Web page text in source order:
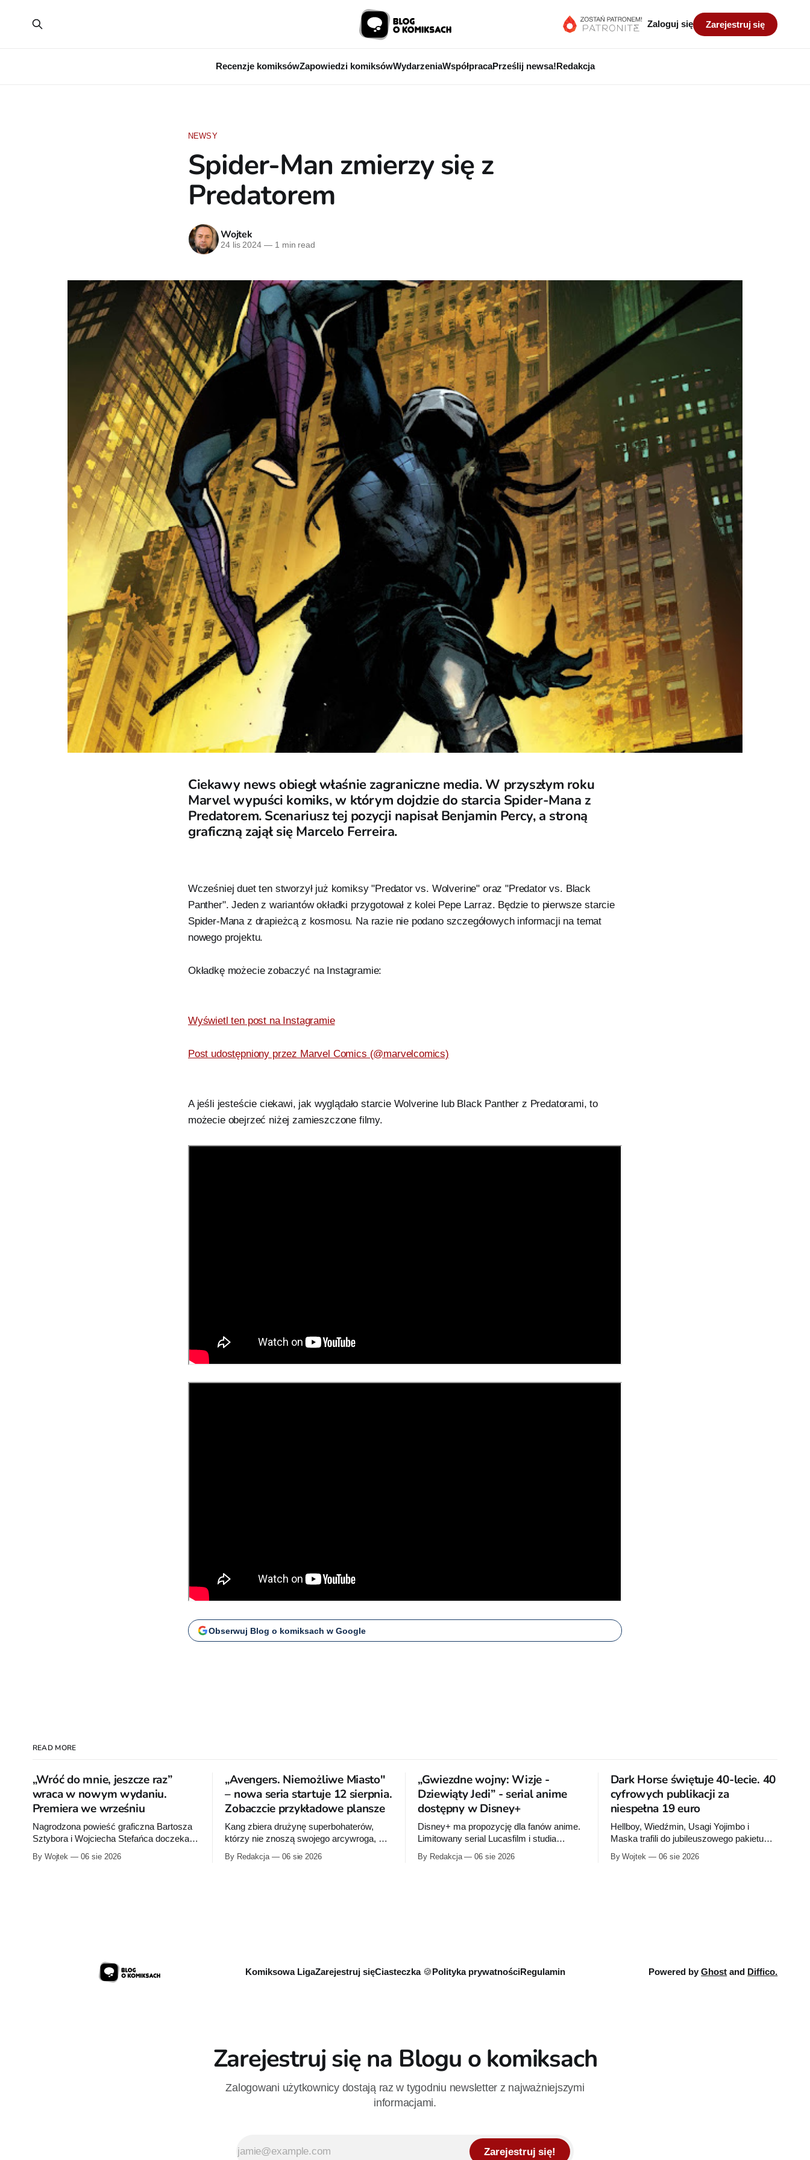
Recenzje komiksówZapowiedzi komiksówWydarzeniaWspółpracaPrześlij newsa!Redakcja
Zaloguj się Zarejestruj się
NEWSY
Spider-Man zmierzy się z
Predatorem
Wojtek
24 lis 2024 —1 min read
Ciekawy news obiegł właśnie zagraniczne media. W przyszłym roku
Marvel wypuści komiks, w którym dojdzie do starcia Spider-Mana z
Predatorem. Scenariusz tej pozycji napisał Benjamin Percy, a stroną
graficzną zajął się Marcelo Ferreira.
Wcześniej duet ten stworzył już komiksy "Predator vs. Wolverine" oraz "Predator vs. Black
Panther". Jeden z wariantów okładki przygotował z kolei Pepe Larraz. Będzie to pierwsze starcie
Spider-Mana z drapieżcą z kosmosu. Na razie nie podano szczegółowych informacji na temat
nowego projektu.
Okładkę możecie zobaczyć na Instagramie:
Wyświetl ten post na Instagramie
Post udostępniony przez Marvel Comics (@marvelcomics)
A jeśli jesteście ciekawi, jak wyglądało starcie Wolverine lub Black Panther z Predatorami, to
możecie obejrzeć niżej zamieszczone filmy.
Obserwuj Blog o komiksach w Google
READ MORE
„Wróć do mnie, jeszcze raz”
wraca w nowym wydaniu.
Premiera we wrześniu
Nagrodzona powieść graficzna Bartosza
Sztybora i Wojciecha Stefańca doczeka
przygotowuje nową edycję albumu „Wróć
By Wojtek 06 sie 2026
„Avengers. Niemożliwe Miasto"
– nowa seria startuje 12 sierpnia.
Zobaczcie przykładowe plansze
Kang zbiera drużynę superbohaterów,
którzy nie znoszą swojego arcywroga, a
Przymierze z królem Arturem na czele.
By Redakcja 06 sie 2026
„Gwiezdne wojny: Wizje -
Dziewiąty Jedi” - serial anime
dostępny w Disney+
Disney+ ma propozycję dla fanów anime.
Limitowany serial Lucasfilm i studia
zapoczątkowaną w krótkometrażówkach
By Redakcja 06 sie 2026
Dark Horse świętuje 40-lecie. 40
cyfrowych publikacji za
niespełna 19 euro
Hellboy, Wiedźmin, Usagi Yojimbo i
Maska trafili do jubileuszowego pakietu
zestaw obejmuje 40 cyfrowych publikacji i
By Wojtek 06 sie 2026
Komiksowa LigaZarejestruj sięCiasteczka 🍪Polityka prywatnościRegulamin Powered byGhost and Diffico.
Zarejestruj się na Blogu o komiksach
Zalogowani użytkownicy dostają raz w tygodniu newsletter z najważniejszymi
informacjami.
Zarejestruj się!